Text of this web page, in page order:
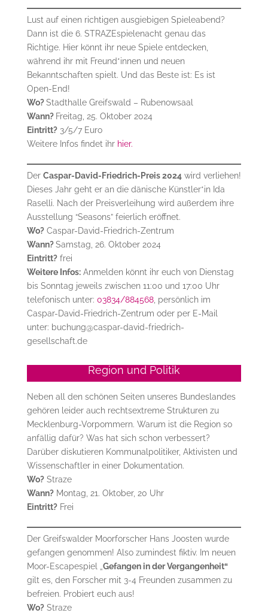
Lust auf einen richtigen ausgiebigen Spieleabend?
Dann ist die 6. STRAZEspielenacht genau das
Richtige. Hier könnt ihr neue Spiele entdecken,
während ihr mit Freund*innen und neuen
Bekanntschaften spielt. Und das Beste ist: Es ist
Open-End!
Wo?Stadthalle Greifswald – Rubenowsaal
Wann? Freitag, 25. Oktober 2024
Eintritt?3/5/7 Euro
Weitere Infos findet ihr hier.
Der Caspar-David-Friedrich-Preis 2024wird verliehen!
Dieses Jahr geht er an die dänische Künstler*in Ida
Raselli. Nach der Preisverleihung wird außerdem ihre
Ausstellung “Seasons” feierlich eröffnet.
Wo?Caspar-David-Friedrich-Zentrum
Wann?Samstag, 26. Oktober 2024
Eintritt?frei
Weitere Infos:Anmelden könnt ihr euch von Dienstag
bis Sonntag jeweils zwischen 11:00 und 17:00 Uhr
telefonisch unter: 03834/884568, persönlich im
Caspar-David-Friedrich-Zentrum oder per E-Mail
unter: buchung@caspar-david-friedrich-
gesellschaft.de
Region und Politik
Neben all den schönen Seiten unseres Bundeslandes
gehören leider auch rechtsextreme Strukturen zu
Mecklenburg-Vorpommern. Warum ist die Region so
anfällig dafür? Was hat sich schon verbessert?
Darüber diskutieren Kommunalpolitiker, Aktivisten und
Wissenschaftler in einer Dokumentation.
Wo?Straze
Wann?Montag, 21. Oktober, 20 Uhr
Eintritt?Frei
Der Greifswalder Moorforscher Hans Joosten wurde
gefangen genommen! Also zumindest fiktiv. Im neuen
Moor-Escapespiel „Gefangen in der Vergangenheit“
gilt es, den Forscher mit 3-4 Freunden zusammen zu
befreien. Probiert euch aus!
Wo?Straze